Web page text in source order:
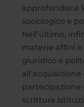
approfondisce
sociologico e
Nell’ultimo,
materie affini
giuridico e
partecipazione
scrittura